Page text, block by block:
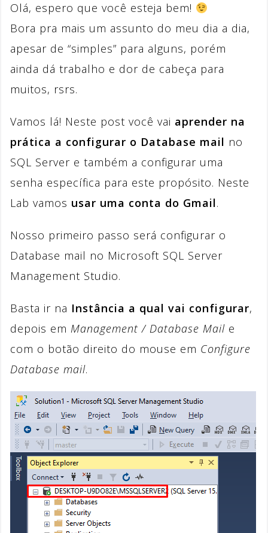
Olá, espero que você esteja bem!
Bora pra mais um assunto do meu dia a dia,
apesar de “simples” para alguns, porém
ainda dá trabalho e dor de cabeça para
muitos, rsrs.
Vamos lá! Neste post você vai aprender na
prática a configurar o Database mail no
SQL Server e também a configurar uma
senha específica para este propósito. Neste
Lab vamos usar uma conta do Gmail.
Nosso primeiro passo será configurar o
Database mail no Microsoft SQL Server
Management Studio.
Basta ir na Instância a qual vai configurar,
depois em Management / Database Mail e
com o botão direito do mouse em Configure
Database mail.